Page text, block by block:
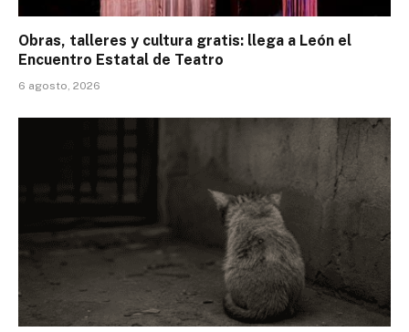
Obras, talleres y cultura gratis: llega a León el
Encuentro Estatal de Teatro
6 agosto, 2026